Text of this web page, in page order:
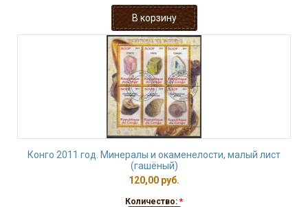
Конго 2011 год. Минералы и окаменелости, малый лист
(гашёный)
120,00 руб.
Количество: *